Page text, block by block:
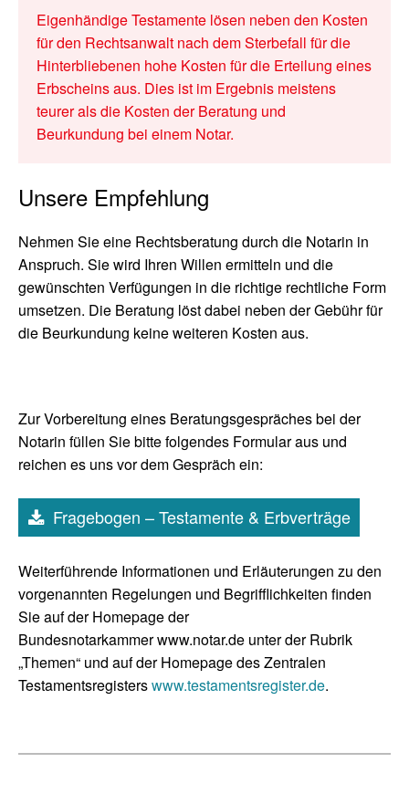
Eigenhändige Testamente lösen neben den Kosten
für den Rechtsanwalt nach dem Sterbefall für die
Hinterbliebenen hohe Kosten für die Erteilung eines
Erbscheins aus. Dies ist im Ergebnis meistens
teurer als die Kosten der Beratung und
Beurkundung bei einem Notar.
Unsere Empfehlung
Nehmen Sie eine Rechtsberatung durch die Notarin in
Anspruch. Sie wird Ihren Willen ermitteln und die
gewünschten Verfügungen in die richtige rechtliche Form
umsetzen. Die Beratung löst dabei neben der Gebühr für
die Beurkundung keine weiteren Kosten aus.
Zur Vorbereitung eines Beratungsgespräches bei der
Notarin füllen Sie bitte folgendes Formular aus und
reichen es uns vor dem Gespräch ein:
Fragebogen – Testamente & Erbverträge
Weiterführende Informationen und Erläuterungen zu den
vorgenannten Regelungen und Begrifflichkeiten finden
Sie auf der Homepage der
Bundesnotarkammer www.notar.de unter der Rubrik
„Themen“ und auf der Homepage des Zentralen
Testamentsregisterswww.testamentsregister.de.